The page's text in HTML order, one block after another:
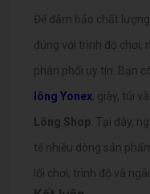
Để đảm bảo chất
đúng với trình độ chơi,
phân phối uy tín. Bạn
lông Yonex, giày, túi
Lông Shop. Tại đây,
tế nhiều dòng sản
lối chơi, trình độ và